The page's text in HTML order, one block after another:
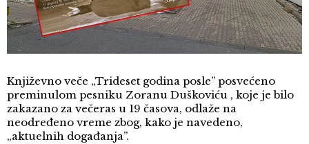
Književno veče „Trideset godina posle” posvećeno
preminulom pesniku Zoranu Duškoviću , koje je bilo
zakazano za večeras u 19 časova, odlaže na
neodređeno vreme zbog, kako je navedeno,
„aktuelnih događanja”.